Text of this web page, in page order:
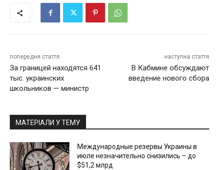
попередня стаття
За границей находятся 641
тыс. украинских
школьников — министр
наступна стаття
В Кабмине обсуждают
введение нового сбора
МАТЕРІАЛИ У ТЕМУ
Международные резервы Украины в
июле незначительно снизились – до
$51,2 млрд